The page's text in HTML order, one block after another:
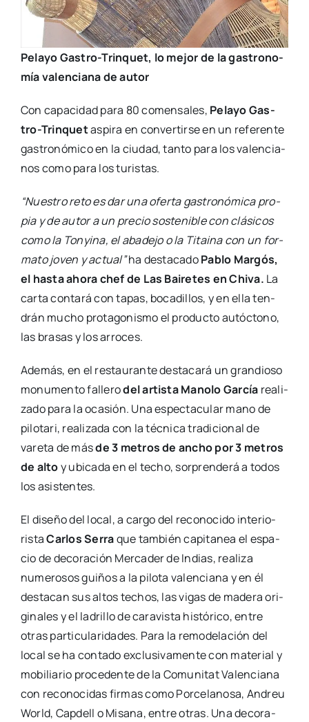
Pela­yo Gas­­tro-Tri­n­­quet, lo mejor de la gas­tro­no­
mía valen­cia­na de autor
Con capa­ci­dad para 80 comen­sa­les, Pela­yo Gas­­
tro-Tri­n­­quetaspi­ra en con­ver­tir­se en un refe­ren­te
gas­tro­nó­mi­co en la ciu­dad, tan­to para los valen­cia­
nos como para los turis­tas.
“Nues­tro reto es dar una ofer­ta gas­tro­nó­mi­ca pro­
pia y de autor a un pre­cio sos­te­ni­ble con clá­si­cos
como la Ton­yi­na, el aba­de­jo o la Titai­na con un for­
ma­to joven y actual”ha des­ta­ca­doPablo Mar­gós,
el has­ta aho­ra chef de Las Bai­re­tes en Chi­va. La
car­ta con­ta­rá con tapas, boca­di­llos, y en ella ten­
drán mucho pro­ta­go­nis­mo el pro­duc­to autóc­tono,
las bra­sas y los arro­ces.
Ade­más, en el res­tau­ran­te des­ta­ca­rá un gran­dio­so
monu­men­to falle­rodel artis­ta Mano­lo Gar­cía rea­li­
za­do para la oca­sión. Una espec­ta­cu­lar mano de
pilo­ta­ri, rea­li­za­da con la téc­ni­ca tra­di­cio­nal de
vare­ta de másde 3 metros de ancho por 3 metros
de altoy ubi­ca­da en el techo, sor­pren­de­rá a todos
los asis­ten­tes.
El dise­ño del local, a car­go del reco­no­ci­do inte­rio­
ris­taCar­los Serraque tam­bién capi­ta­nea el espa­
cio de deco­ra­ción Mer­ca­der de Indias, rea­li­za
nume­ro­sos gui­ños a la pilo­ta valen­cia­na y en él
des­ta­can sus altos techos, las vigas de made­ra ori­
gi­na­les y el ladri­llo de cara­vis­ta his­tó­ri­co, entre
otras par­ti­cu­la­ri­da­des. Para la remo­de­la­ción del
local se ha con­ta­do exclu­si­va­men­te con mate­rial y
mobi­lia­rio pro­ce­den­te de la Comu­ni­tat Valen­cia­na
con reco­no­ci­das fir­mas como Por­ce­la­no­sa, Andreu
World, Cap­dell o Misa­na, entre otras. Una deco­ra­